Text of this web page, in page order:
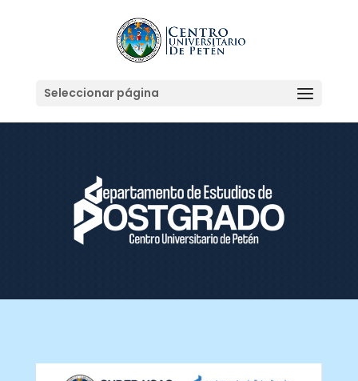
Seleccionar página